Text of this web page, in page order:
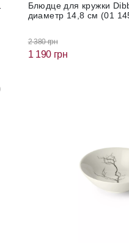
Блюдце для кружки
диаметр 14,8 см (01
2 380 грн
1 190 грн